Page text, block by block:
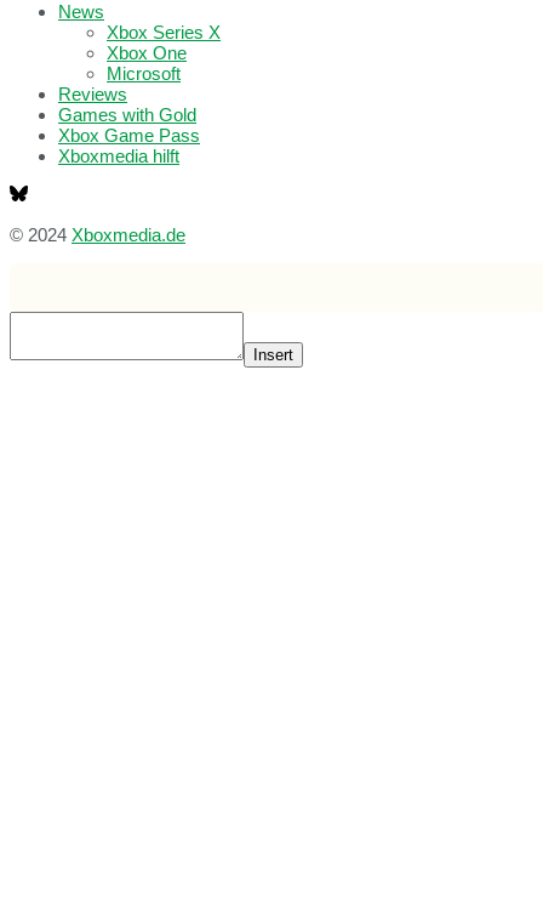
News
Xbox Series X
Xbox One
Microsoft
Reviews
Games with Gold
Xbox Game Pass
Xboxmedia hilft
© 2024 Xboxmedia.de
Insert